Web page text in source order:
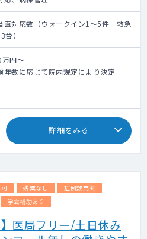
直対応数（ウォークイン1～5件 救急
台）
円～
数に応じて院内規定により決定
詳細をみる
残業なし
症例数充実
学会補助あり
医局フリー/土日休み